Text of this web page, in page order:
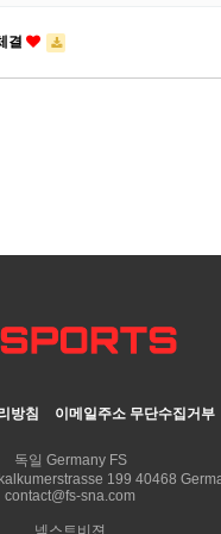
결
방침 이메일주소 무단수집거부
독일 Germany FS
199 40468
contact@fs-sna.com
넥스트비젼